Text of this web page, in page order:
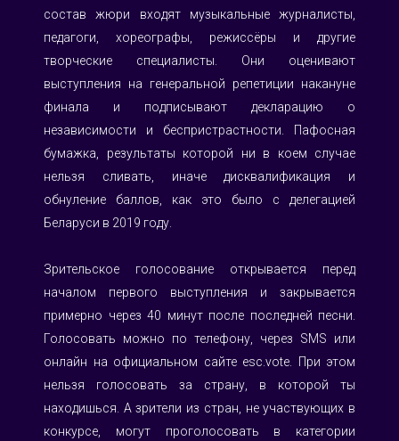
состав жюри входят музыкальные журналисты,
педагоги, хореографы, режиссёры и другие
творческие специалисты. Они оценивают
выступления на генеральной репетиции накануне
финала и подписывают декларацию о
независимости и беспристрастности. Пафосная
бумажка, результаты которой ни в коем случае
нельзя сливать, иначе дисквалификация и
обнуление баллов, как это было с делегацией
Беларуси в 2019 году.
Зрительское голосование открывается перед
началом первого выступления и закрывается
примерно через 40 минут после последней песни.
Голосовать можно по телефону, через SMS или
онлайн на официальном сайте esc.vote . При этом
нельзя голосовать за страну, в которой ты
находишься. А зрители из стран, не участвующих в
конкурсе, могут проголосовать в категории